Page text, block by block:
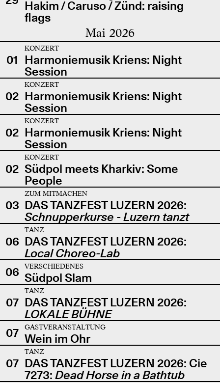
Hakim / Caruso / Zünd: raising
flags
Mai 2026
01
KONZERT
Harmoniemusik Kriens: Night
Session
02
KONZERT
Harmoniemusik Kriens: Night
Session
02
KONZERT
Harmoniemusik Kriens: Night
Session
02
KONZERT
Südpol meets Kharkiv: Some
People
03
ZUM MITMACHEN
DAS TANZFEST LUZERN 2026:
Schnupperkurse - Luzern tanzt
06
TANZ
DAS TANZFEST LUZERN 2026:
Local Choreo-Lab
06
VERSCHIEDENES
Südpol Slam
07
TANZ
DAS TANZFEST LUZERN 2026:
LOKALE BÜHNE
07
GASTVERANSTALTUNG
Wein im Ohr
07
TANZ
DAS TANZFEST LUZERN 2026: Cie
7273: Dead Horse in a Bathtub